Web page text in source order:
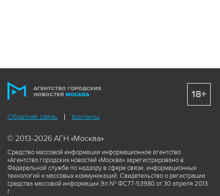
Обратная связь Контакты
© 2013-2026 АГН «Москва»
Средство массовой информации информационное агентство
«Агентство городских новостей «Москва» зарегистрировано в
Федеральной службе по надзору в сфере связи, информационных
технологий и массовых коммуникаций. Свидетельство о регистрации
средства массовой информации Эл № ФС77-53980 от 30 апреля 2013
г.
18+